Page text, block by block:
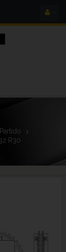
Partido
R30